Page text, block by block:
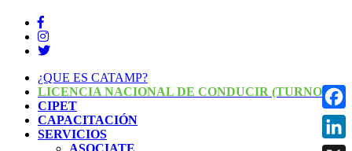
¿QUE ES CATAMP?
LICENCIA NACIONAL DE CONDUCIR (TURNOS)
CIPET
CAPACITACIÓN
SERVICIOS
ASOCIATE